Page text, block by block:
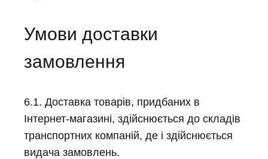
Умови доставки
замовлення
6.1. Доставка товарів, придбаних в
Інтернет-магазині, здійснюється до складів
транспортних компаній, де і здійснюється
видача замовлень.